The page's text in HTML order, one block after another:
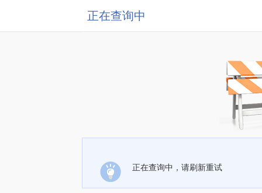
正在查询中
正在查询中，请刷新重试